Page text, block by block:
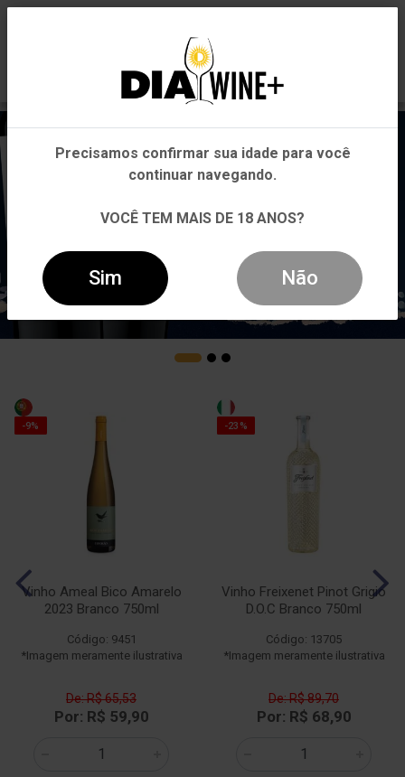
-9%
Vinho Ameal Bico Amarelo
2023 Branco 750ml
Código: 9451
*Imagem meramente ilustrativa
De: R$ 65,53
Por: R$ 59,90
-23%
Vinho Freixenet Pinot Grigio
D.O.C Branco 750ml
Código: 13705
*Imagem meramente ilustrativa
De: R$ 89,70
Por: R$ 68,90
Em que Estado você está?
Pernambuco
Outros Estados
Precisamos confirmar sua idade para você
continuar navegando.
VOCÊ TEM MAIS DE 18 ANOS?
Sim Não